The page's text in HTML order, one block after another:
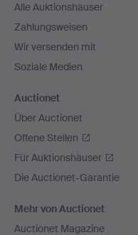
Alle Auktionshäuser
Zahlungsweisen
Wir versenden mit
Soziale Medien
Auctionet
Über Auctionet
Offene Stellen
Für Auktionshäuser
Die Auctionet-Garantie
Mehr von Auctionet
Auctionet Magazine